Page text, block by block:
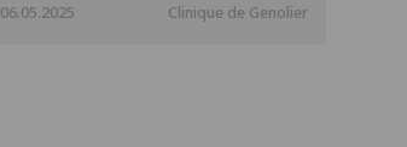
06.05.2025 Clinique de Genolier